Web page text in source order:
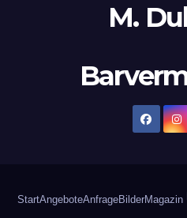
M.
StartAngeboteAnfrageBilderMagazin